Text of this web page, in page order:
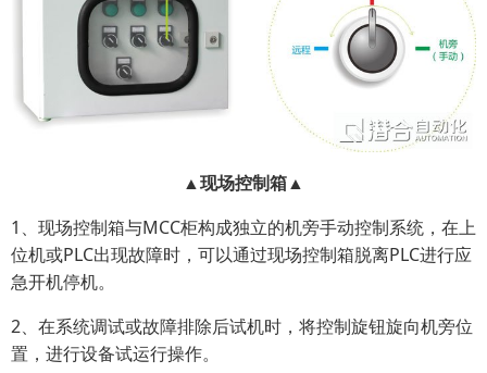
▲现场控制箱▲
1、现场控制箱与MCC柜构成独立的机旁手动控制系统，在上
位机或PLC出现故障时，可以通过现场控制箱脱离PLC进行应
急开机停机。
2、在系统调试或故障排除后试机时，将控制旋钮旋向机旁位
置，进行设备试运行操作。